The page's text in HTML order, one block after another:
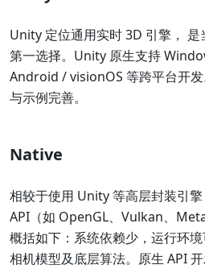
Unity 定位通用实时 3D 引擎， 是
第一选择。Unity 原生支持
Android / visionOS 等跨平台开
与示例完善。
Native
相较于使用 Unity 等高层封装引
API（如 OpenGL、Vulkan、
概括如下：系统依赖少，运行环
相机模型及底层算法。原生 API